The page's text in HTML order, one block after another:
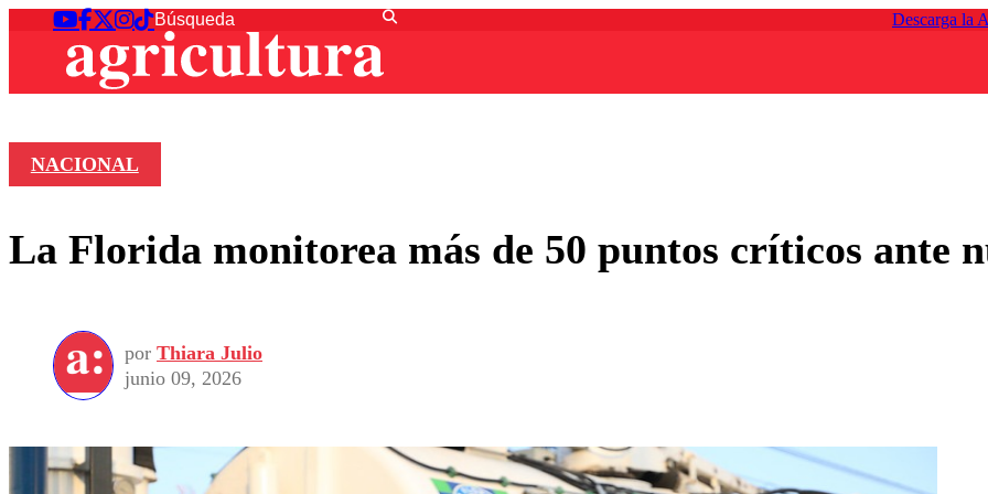
Descarga la
NACIONAL
La Florida monitorea más de 50 puntos críticos ante
por Thiara Julio
junio 09, 2026